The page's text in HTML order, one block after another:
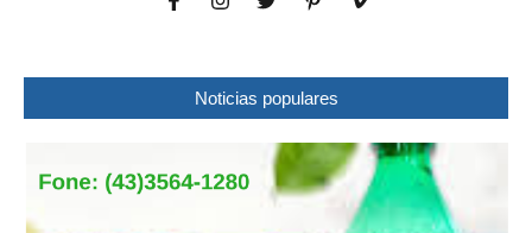
Noticias populares